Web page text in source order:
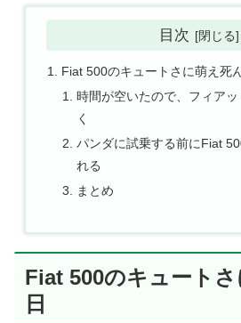
目次
Fiat 500のキュートさに萌え死
時間が空いたので、フィア
く
パンダに試乗する前にFiat
れる
まとめ
Fiat 500のキュート
日